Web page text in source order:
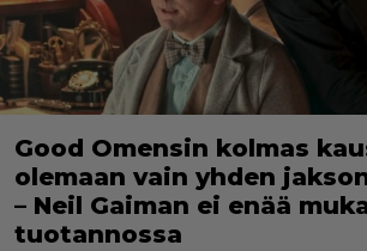
Good Omensin kolmas
olemaan vain yhden
– Neil Gaiman ei enää
tuotannossa